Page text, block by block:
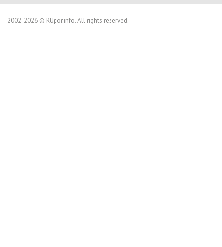
2002-2026 © RUpor.info. All rights reserved.